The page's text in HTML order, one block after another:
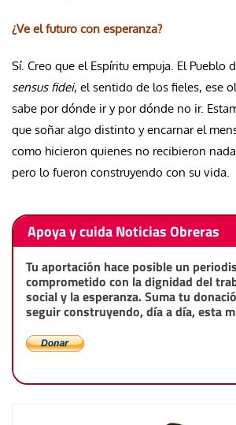
¿Ve el futuro con esperanza?
Sí. Creo que el Espíritu empuja. El Pueblo
sensus fidei, el sentido de los fieles, ese
sabe por dónde ir y por dónde no ir.
que soñar algo distinto y encarnar el
como hicieron quienes no recibieron
pero lo fueron construyendo con su vida.
Apoya y cuida Noticias Obreras
Tu aportación hace posible un
comprometido con la dignidad del
social y la esperanza. Suma tu
seguir construyendo, día a día, esta